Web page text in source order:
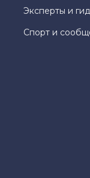
Эксперты и
Спорт и